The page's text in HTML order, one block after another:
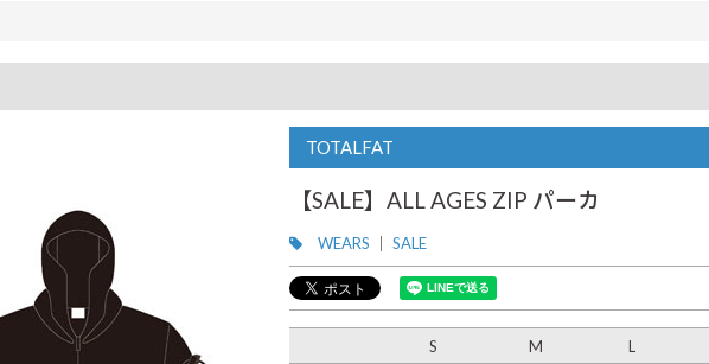
TOTALFAT
【SALE】ALL AGES ZIP パーカ
WEARS SALE
S M L